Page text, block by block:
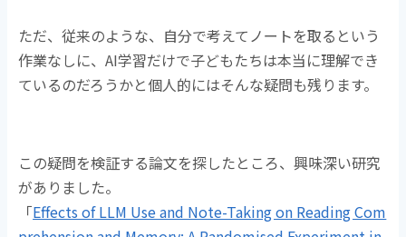
ただ、従来のような、自分で考えてノートを取るという
作業なしに、AI学習だけで子どもたちは本当に理解でき
ているのだろうかと個人的にはそんな疑問も残ります。
この疑問を検証する論文を探したところ、興味深い研究
がありました。
「Effects of LLM Use and Note-Taking on Reading Com